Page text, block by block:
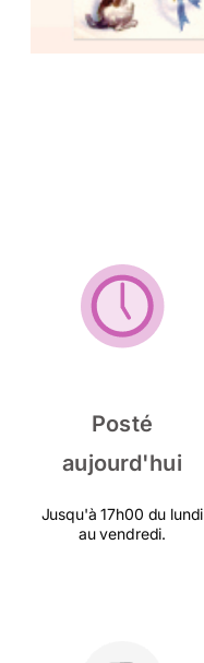
Posté
aujourd'hui
Jusqu'à 17h00 du lundi
au vendredi.